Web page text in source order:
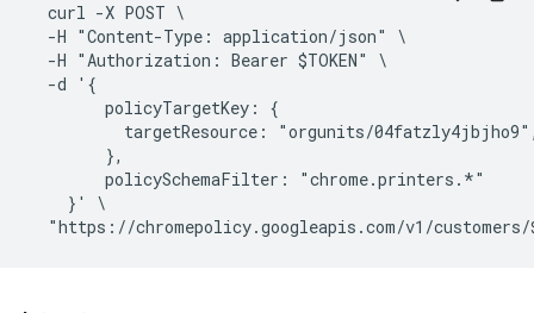
  curl -X POST \
  -H "Content-Type: application/json" \
  -H "Authorization: Bearer $TOKEN" \
  -d '{
        policyTargetKey: {
targetResource: "orgunits/
        },
        policySchemaFilter: "chrome.printers.*"
    }' \